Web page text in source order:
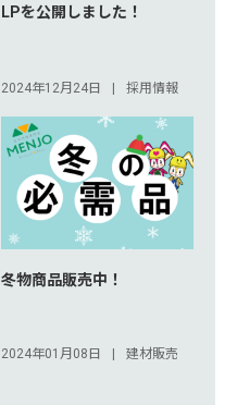
LPを公開しました！
2024年12月24日 採用情報
冬物商品販売中！
2024年01月08日 建材販売